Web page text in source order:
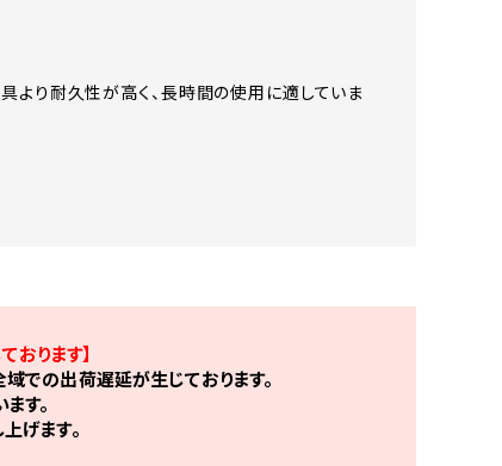
より耐久性が高く、長時間の使用に適していま
ります】
での出荷遅延が生じております。
す。
げます。